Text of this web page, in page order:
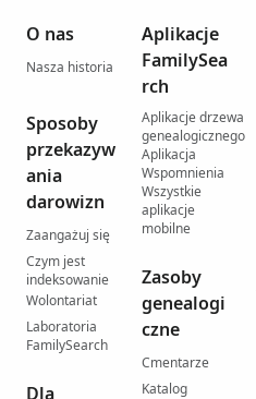
O nas
Nasza historia
Sposoby
przekazyw
ania
darowizn
Zaangażuj się
Czym jest
indeksowanie
Wolontariat
Laboratoria
FamilySearch
Dla
Aplikacje
FamilySea
rch
Aplikacje drzewa
genealogicznego
Aplikacja
Wspomnienia
Wszystkie
aplikacje
mobilne
Zasoby
genealogi
czne
Cmentarze
Katalog